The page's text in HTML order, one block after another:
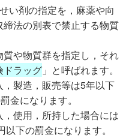
い剤の指定を，麻薬や向
法の別表で禁止する物質
や物質群を指定し，それ
ドラッグ 」と呼ばれます。
，製造，販売等は5年以下
金になります。
，使用，所持した場合には
下の罰金になります。